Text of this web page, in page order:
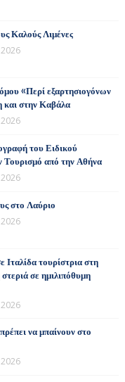
Καλούς Λιμένες
«Περί εξαρτησιογόνων
και στην Καβάλα
του Ειδικού
Τουρισμό από την Αθήνα
στο Λαύριο
τουρίστρια στη
σε ημιλιπόθυμη
να μπαίνουν στο